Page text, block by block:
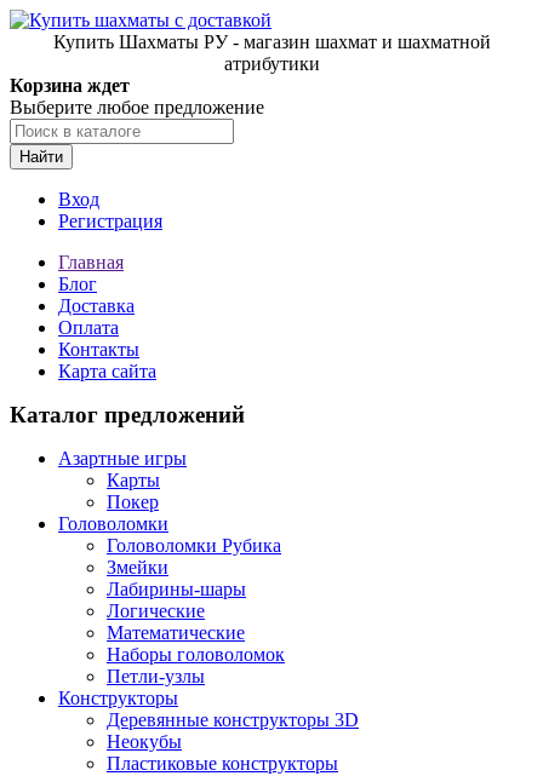
Купить Шахматы РУ - магазин шахмат и шахматной
атрибутики
Корзина ждет
Выберите любое предложение
Найти
Вход
Регистрация
Главная
Блог
Доставка
Оплата
Контакты
Карта сайта
Каталог предложений
Азартные игры
Карты
Покер
Головоломки
Головоломки Рубика
Змейки
Лабирины-шары
Логические
Математические
Наборы головоломок
Петли-узлы
Конструкторы
Деревянные конструкторы 3D
Неокубы
Пластиковые конструкторы